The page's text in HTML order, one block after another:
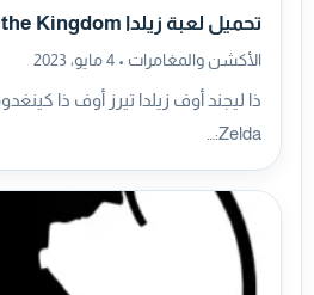
تحميل لعبة زيلدا Zelda: Tears of the Kingdom
الأكشن والمغامرات • 4 مايو، 2023
Zelda:…